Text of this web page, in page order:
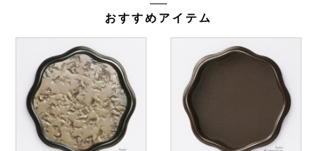
おすすめアイテム